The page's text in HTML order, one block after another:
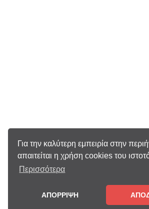
Για την καλύτερη εμπειρία στην
απαιτείται η χρήση cookies του
Περισσότερα
ΑΠΟΡΡΙΨΗ